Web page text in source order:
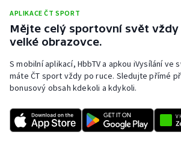
APLIKACE ČT SPORT
Mějte celý sportovní svět vždy
velké obrazovce.
S mobilní aplikací, HbbTV a apkou iVysílání ve
máte ČT sport vždy po ruce. Sledujte přímé
bonusový obsah kdekoli a kdykoli.